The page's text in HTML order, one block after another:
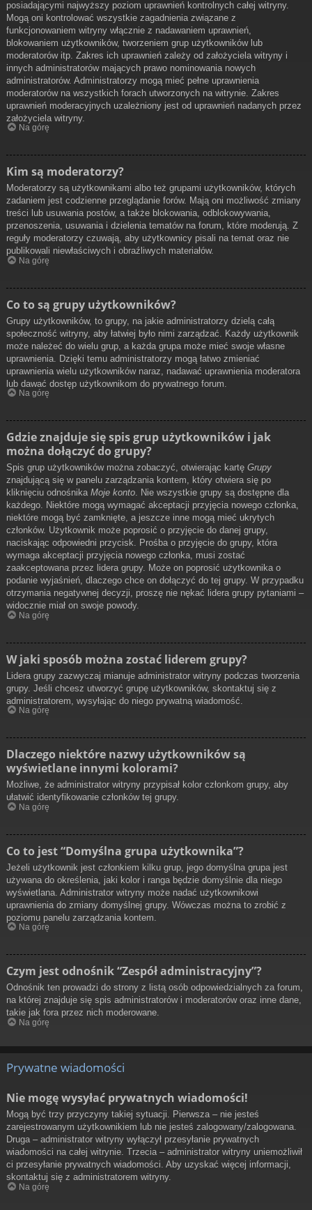
posiadającymi najwyższy poziom uprawnień kontrolnych całej witryny.
Mogą oni kontrolować wszystkie zagadnienia związane z
funkcjonowaniem witryny włącznie z nadawaniem uprawnień,
blokowaniem użytkowników, tworzeniem grup użytkowników lub
moderatorów itp. Zakres ich uprawnień zależy od założyciela witryny i
innych administratorów mających prawo nominowania nowych
administratorów. Administratorzy mogą mieć pełne uprawnienia
moderatorów na wszystkich forach utworzonych na witrynie. Zakres
uprawnień moderacyjnych uzależniony jest od uprawnień nadanych przez
założyciela witryny.
Na górę
Kim są moderatorzy?
Moderatorzy są użytkownikami albo też grupami użytkowników, których
zadaniem jest codzienne przeglądanie forów. Mają oni możliwość zmiany
treści lub usuwania postów, a także blokowania, odblokowywania,
przenoszenia, usuwania i dzielenia tematów na forum, które moderują. Z
reguły moderatorzy czuwają, aby użytkownicy pisali na temat oraz nie
publikowali niewłaściwych i obraźliwych materiałów.
Na górę
Co to są grupy użytkowników?
Grupy użytkowników, to grupy, na jakie administratorzy dzielą całą
społeczność witryny, aby łatwiej było nimi zarządzać. Każdy użytkownik
może należeć do wielu grup, a każda grupa może mieć swoje własne
uprawnienia. Dzięki temu administratorzy mogą łatwo zmieniać
uprawnienia wielu użytkowników naraz, nadawać uprawnienia moderatora
lub dawać dostęp użytkownikom do prywatnego forum.
Na górę
Gdzie znajduje się spis grup użytkowników i jak
można dołączyć do grupy?
Spis grup użytkowników można zobaczyć, otwierając kartę Grupy
znajdującą się w panelu zarządzania kontem, który otwiera się po
kliknięciu odnośnika Moje konto. Nie wszystkie grupy są dostępne dla
każdego. Niektóre mogą wymagać akceptacji przyjęcia nowego członka,
niektóre mogą być zamknięte, a jeszcze inne mogą mieć ukrytych
członków. Użytkownik może poprosić o przyjęcie do danej grupy,
naciskając odpowiedni przycisk. Prośba o przyjęcie do grupy, która
wymaga akceptacji przyjęcia nowego członka, musi zostać
zaakceptowana przez lidera grupy. Może on poprosić użytkownika o
podanie wyjaśnień, dlaczego chce on dołączyć do tej grupy. W przypadku
otrzymania negatywnej decyzji, proszę nie nękać lidera grupy pytaniami –
widocznie miał on swoje powody.
Na górę
W jaki sposób można zostać liderem grupy?
Lidera grupy zazwyczaj mianuje administrator witryny podczas tworzenia
grupy. Jeśli chcesz utworzyć grupę użytkowników, skontaktuj się z
administratorem, wysyłając do niego prywatną wiadomość.
Na górę
Dlaczego niektóre nazwy użytkowników są
wyświetlane innymi kolorami?
Możliwe, że administrator witryny przypisał kolor członkom grupy, aby
ułatwić identyfikowanie członków tej grupy.
Na górę
Co to jest “Domyślna grupa użytkownika”?
Jeżeli użytkownik jest członkiem kilku grup, jego domyślna grupa jest
używana do określenia, jaki kolor i ranga będzie domyślnie dla niego
wyświetlana. Administrator witryny może nadać użytkownikowi
uprawnienia do zmiany domyślnej grupy. Wówczas można to zrobić z
poziomu panelu zarządzania kontem.
Na górę
Czym jest odnośnik “Zespół administracyjny”?
Odnośnik ten prowadzi do strony z listą osób odpowiedzialnych za forum,
na której znajduje się spis administratorów i moderatorów oraz inne dane,
takie jak fora przez nich moderowane.
Na górę
Prywatne wiadomości
Nie mogę wysyłać prywatnych wiadomości!
Mogą być trzy przyczyny takiej sytuacji. Pierwsza – nie jesteś
zarejestrowanym użytkownikiem lub nie jesteś zalogowany/zalogowana.
Druga – administrator witryny wyłączył przesyłanie prywatnych
wiadomości na całej witrynie. Trzecia – administrator witryny uniemożliwił
ci przesyłanie prywatnych wiadomości. Aby uzyskać więcej informacji,
skontaktuj się z administratorem witryny.
Na górę